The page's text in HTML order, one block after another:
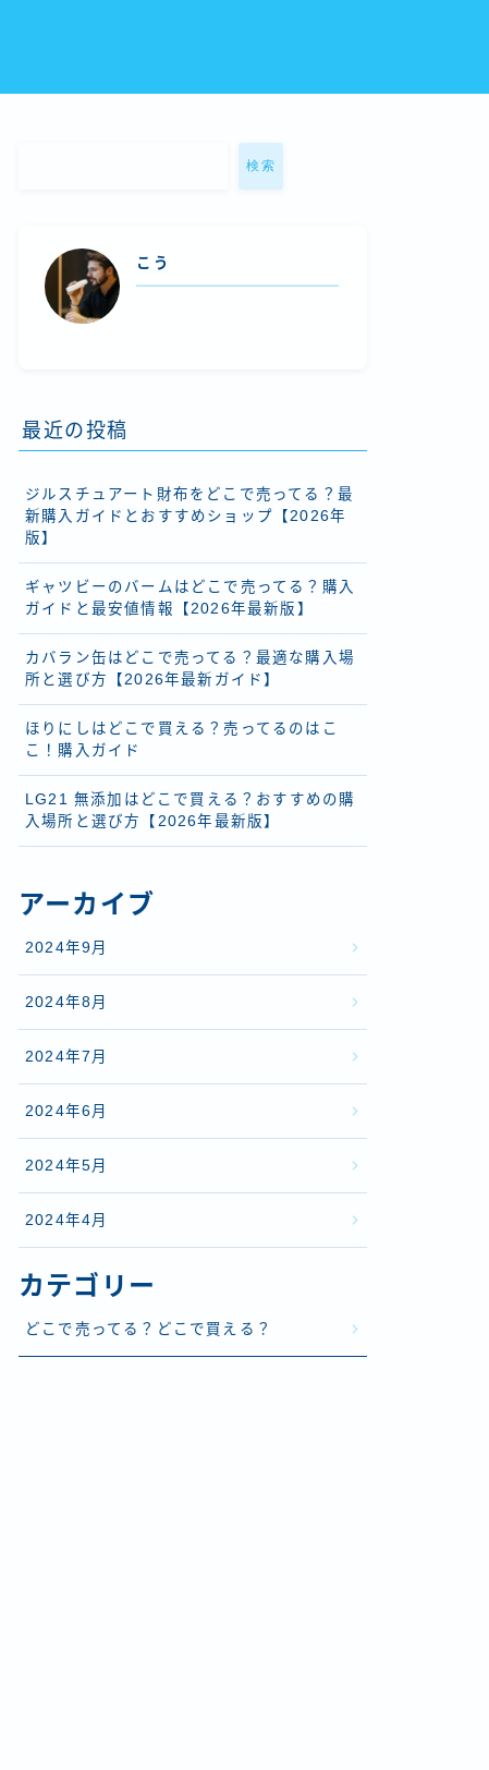
検索
こう
最近の投稿
ジルスチュアート財布をどこで売ってる？最
新購入ガイドとおすすめショップ【2026年
版】
ギャツビーのバームはどこで売ってる？購入
ガイドと最安値情報【2026年最新版】
カバラン缶はどこで売ってる？最適な購入場
所と選び方【2026年最新ガイド】
ほりにしはどこで買える？売ってるのはこ
こ！購入ガイド
LG21 無添加はどこで買える？おすすめの購
入場所と選び方【2026年最新版】
アーカイブ
2024年9月
2024年8月
2024年7月
2024年6月
2024年5月
2024年4月
カテゴリー
どこで売ってる？どこで買える？